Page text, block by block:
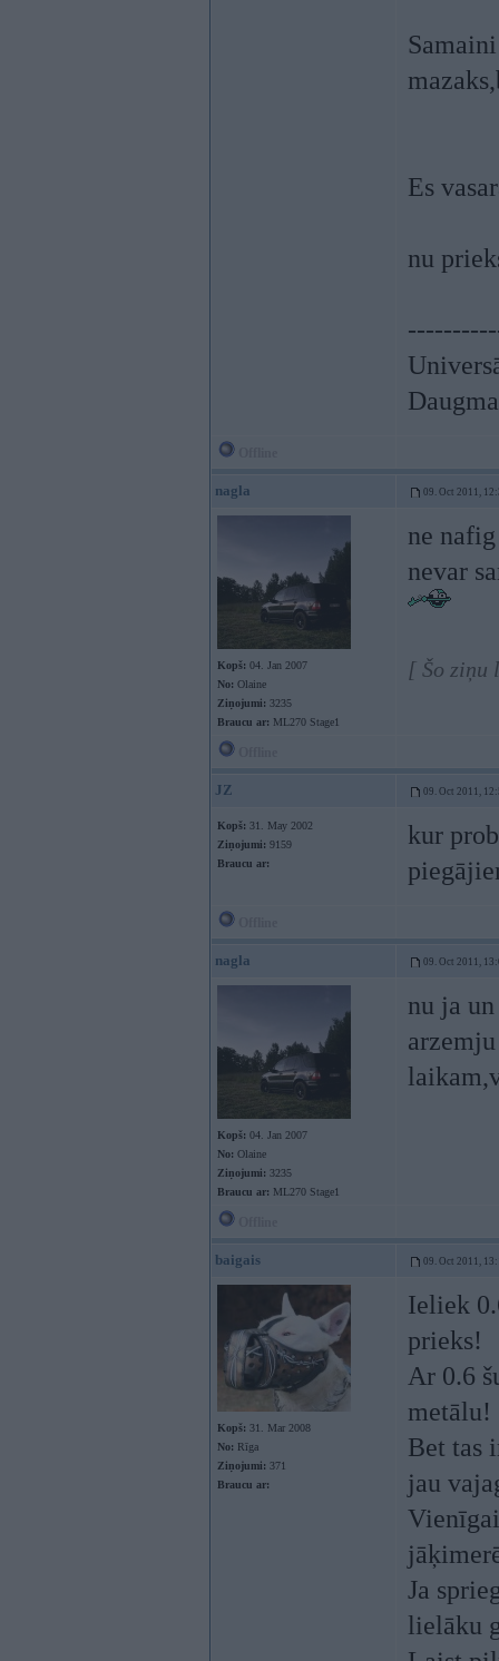
Es
nu
nagla 09. Oct 2011,
Kopš: 04. Jan 2007
No: Olaine
Ziņojumi: 3235
Braucu ar: ML270 Stage1
ne
nevar
[ Šo ziņu
JZ 09. Oct 2011,
Kopš: 31. May 2002
Ziņojumi: 9159
Braucu ar:
kur
nagla 09. Oct 2011,
Kopš: 04. Jan 2007
No: Olaine
Ziņojumi: 3235
Braucu ar: ML270 Stage1
nu ja
baigais 09. Oct 2011,
Kopš: 31. Mar 2008
No: Rīga
Ziņojumi: 371
Braucu ar:
Ieliek
prieks!
Ar 0.6
metālu!
Bet tas
jau
Ja
lielāku